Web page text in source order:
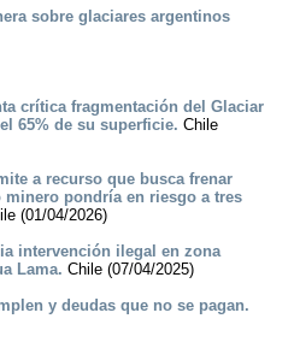
sobre glaciares argentinos
crítica fragmentación del Glaciar
65% de su superficie. Chile
a recurso que busca frenar
minero pondría en riesgo a tres
(01/04/2026)
intervención ilegal en zona
Lama. Chile (07/04/2025)
y deudas que no se pagan.